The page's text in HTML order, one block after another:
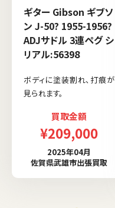
ギター Gibson ギブソ
ン J-50? 1955-1956?
ADJサドル 3連ペグ シ
リアル:56398
ボディに塗装割れ、打痕が
見られます。
買取金額
¥209,000
2025年04月
佐賀県武雄市出張買取